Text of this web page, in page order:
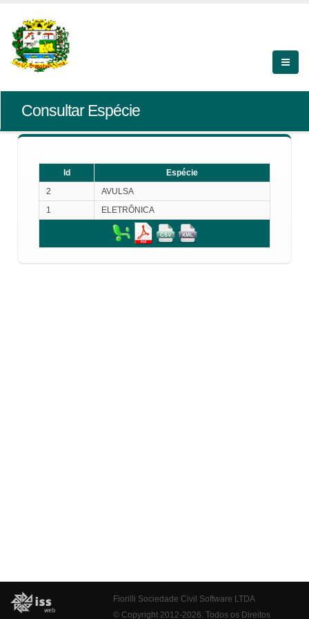
Consultar Espécie
Id
Espécie
2
AVULSA
1
ELETRÔNICA
Fiorilli Sociedade Civil Software LTDA
© Copyright 2012-2026. Todos os Direitos